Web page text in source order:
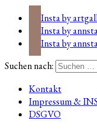
Insta by
Insta by
Insta by
Suchen nach:
Kontakt
Impressum &
DSGVO